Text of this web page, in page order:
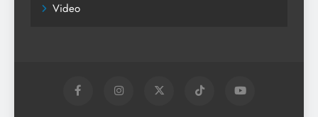
Video